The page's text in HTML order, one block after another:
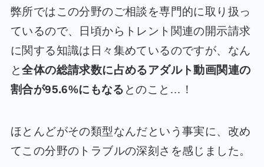
弊所ではこの分野のご相談を専門的に取り扱っ
ているので、日頃からトレント関連の開示請求
に関する知識は日々集めているのですが、なん
と全体の総請求数に占めるアダルト動画関連の
割合が95.6%にもなる とのこと…！
ほとんどがその類型なんだという事実に、改め
てこの分野のトラブルの深刻さを感じました。